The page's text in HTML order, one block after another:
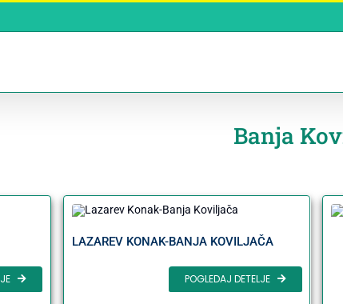
Banja
LAZAREV KONAK-BANJA KOVILJAČA
POGLEDAJ DETELJE